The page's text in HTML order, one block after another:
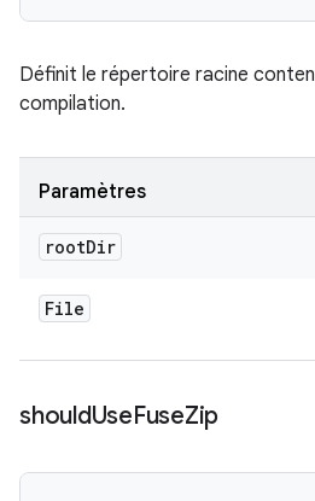
Définit le répertoire racine
compilation.
Paramètres
rootDir
File
shouldUseFuseZip